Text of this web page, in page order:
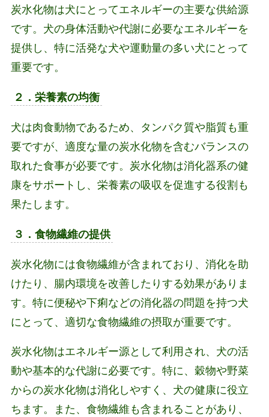
炭水化物は犬にとってエネルギーの主要な供給源
です。犬の身体活動や代謝に必要なエネルギーを
提供し、特に活発な犬や運動量の多い犬にとって
重要です。
２．栄養素の均衡
犬は肉食動物であるため、タンパク質や脂質も重
要ですが、適度な量の炭水化物を含むバランスの
取れた食事が必要です。炭水化物は消化器系の健
康をサポートし、栄養素の吸収を促進する役割も
果たします。
３．食物繊維の提供
炭水化物には食物繊維が含まれており、消化を助
けたり、腸内環境を改善したりする効果がありま
す。特に便秘や下痢などの消化器の問題を持つ犬
にとって、適切な食物繊維の摂取が重要です。
炭水化物はエネルギー源として利用され、犬の活
動や基本的な代謝に必要です。特に、穀物や野菜
からの炭水化物は消化しやすく、犬の健康に役立
ちます。また、食物繊維も含まれることがあり、